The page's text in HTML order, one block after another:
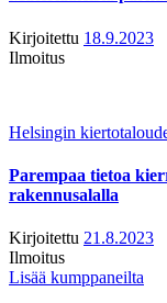
Kirjoitettu 18.9.2023
Ilmoitus
Helsingin
Parempaa tietoa
rakennusalalla
Kirjoitettu 21.8.2023
Ilmoitus
Lisää kumppaneilta